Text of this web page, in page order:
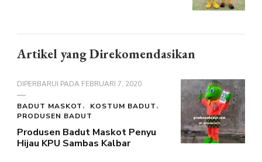
Artikel yang Direkomendasikan
DIPERBARUI PADA FEBRUARI 7, 2020
BADUT MASKOT
KOSTUM BADUT
PRODUSEN BADUT
Produsen Badut Maskot Penyu
Hijau KPU Sambas Kalbar